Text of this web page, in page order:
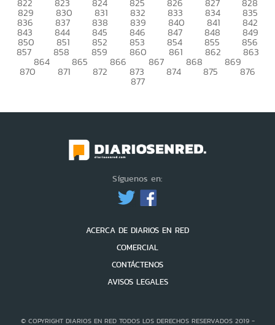
829 830 831 832 833 834 835
836 837 838 839 840 841 842
843 844 845 846 847 848 849
850 851 852 853 854 855 856
857 858 859 860 861 862 863
864 865 866 867 868 869
870 871 872 873 874 875 876
877
Síguenos en:
ACERCA DE DIARIOS EN RED
COMERCIAL
CONTÁCTENOS
AVISOS LEGALES
© COPYRIGHT DIARIOS EN RED TODOS LOS DERECHOS RESERVADOS 2019 -